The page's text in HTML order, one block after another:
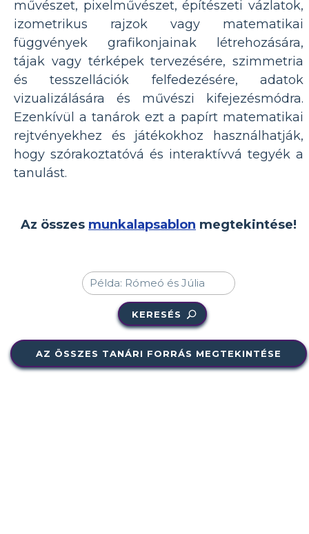
művészet, pixelművészet, építészeti vázlatok,
izometrikus rajzok vagy matematikai
függvények grafikonjainak létrehozására,
tájak vagy térképek tervezésére, szimmetria
és tesszellációk felfedezésére, adatok
vizualizálására és művészi kifejezésmódra.
Ezenkívül a tanárok ezt a papírt matematikai
rejtvényekhez és játékokhoz használhatják,
hogy szórakoztatóvá és interaktívvá tegyék a
tanulást.
Az összes munkalapsablon megtekintése!
KERESÉS
AZ ÖSSZES TANÁRI FORRÁS MEGTEKINTÉSE